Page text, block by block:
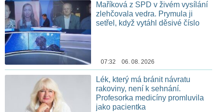
Maříková z SPD v živém vysílání
zlehčovala vedra. Prymula ji
setřel, když vytáhl děsivé číslo
07:32 06. 08. 2026
Lék, který má bránit návratu
rakoviny, není k sehnání.
Profesorka medicíny promluvila
jako pacientka